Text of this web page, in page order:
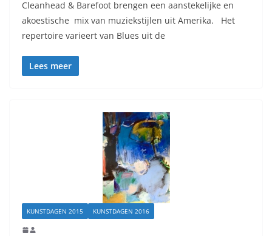
Cleanhead & Barefoot brengen een aanstekelijke en
akoestische mix van muziekstijlen uit Amerika. Het
repertoire varieert van Blues uit de
Lees meer
KUNSTDAGEN 2015 KUNSTDAGEN 2016